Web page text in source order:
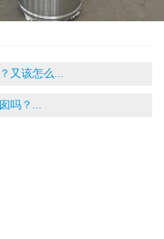
又该怎么...
吗？...